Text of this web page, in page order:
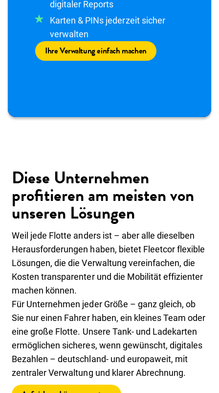
digitaler Reports
Karten & PINs jederzeit sicher
verwalten
Ihre Verwaltung einfach machen
Diese Unternehmen
profitieren am meisten von
unseren Lösungen
Weil jede Flotte anders ist – aber alle dieselben
Herausforderungen haben, bietet Fleetcor flexible
Lösungen, die die Verwaltung vereinfachen, die
Kosten transparenter und die Mobilität effizienter
machen können.
Für Unternehmen jeder Größe – ganz gleich, ob
Sie nur einen Fahrer haben, ein kleines Team oder
eine große Flotte. Unsere Tank- und Ladekarten
ermöglichen sicheres, wenn gewünscht, digitales
Bezahlen – deutschland- und europaweit, mit
zentraler Verwaltung und klarer Abrechnung.